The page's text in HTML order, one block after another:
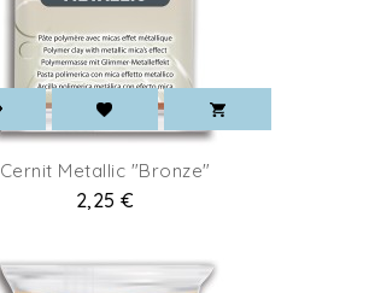
Cernit Metallic "Bronze"
Prix
2,25 €